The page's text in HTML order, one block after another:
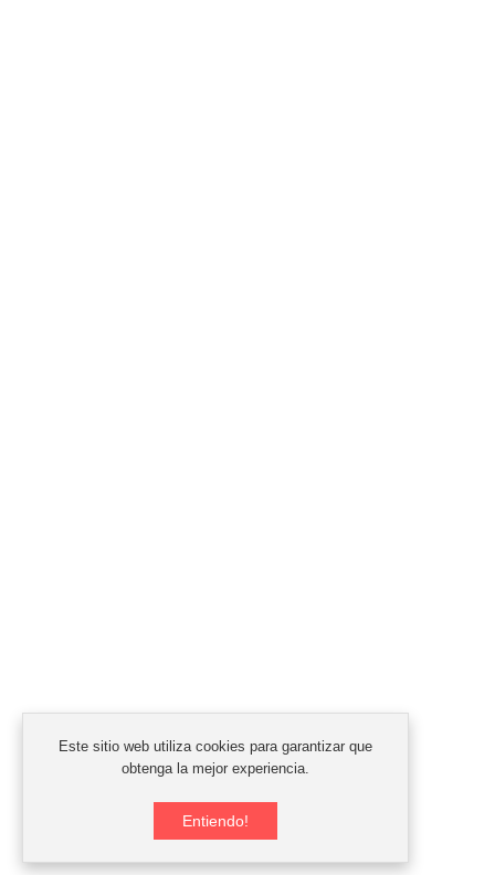
Este sitio web utiliza cookies para garantizar que
obtenga la mejor experiencia.
Entiendo!